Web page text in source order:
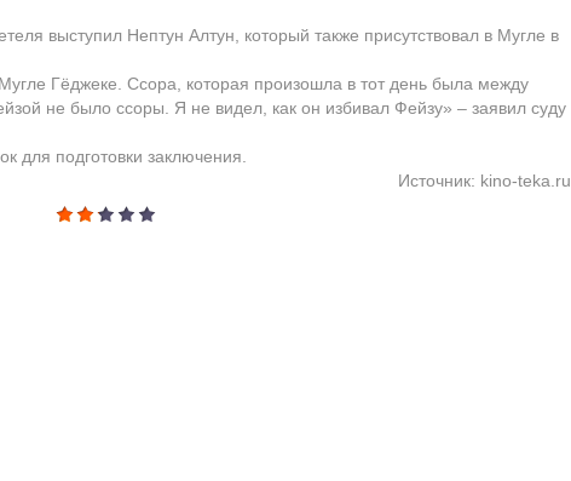
выступил Нептун Алтун, который также присутствовал в Мугле в
​​Гёджеке. Ссора, которая произошла в тот день была между
не было ссоры. Я не видел, как он избивал Фейзу» – заявил суду
для подготовки заключения.
Источник: kino-teka.ru